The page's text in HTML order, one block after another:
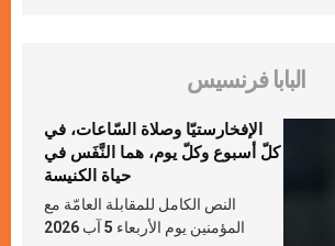
البابا فرنسيس
الإفخارستيّا وصلاة السّاعات، في
كلّ أسبوع وكلّ يوم، هما النَّفَس في
حياة الكنيسة
النص الكامل للمقابلة العامّة مع
المؤمنين يوم الأربعاء 5 آب 2026